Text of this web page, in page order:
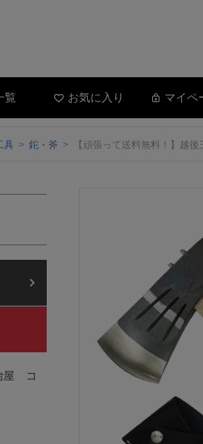
覧 お気に入り マイペ
具 鉈・斧 【頑張って送料無料！】
屋 コ